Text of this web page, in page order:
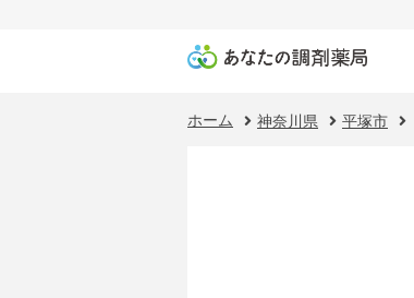
ホーム 神奈川県 平塚市